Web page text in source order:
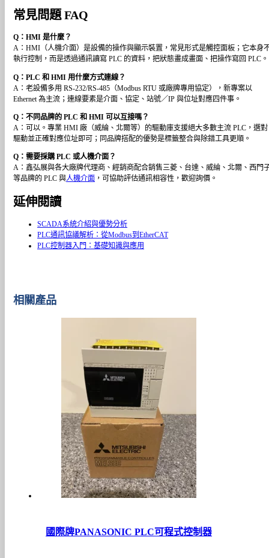
常見問題 FAQ
Q：HMI 是什麼？
A：HMI（人機介面）是設備的操作與顯示裝置，常見形式是觸控面板；它本身
執行控制，而是透過通訊讀寫 PLC 的資料，把狀態畫成畫面、把操作寫回 PLC。
Q：PLC 和 HMI 用什麼方式連線？
A：老設備多用 RS-232/RS-485（Modbus RTU 或廠牌專用協定），新專案以
Ethernet 為主流；連線要素是介面、協定、站號／IP 與位址對應四件事。
Q：不同品牌的 PLC 和 HMI 可以互接嗎？
A：可以。專業 HMI 廠（威綸、北爾等）的驅動庫支援絕大多數主流 PLC，選對
驅動並正確對應位址即可；同品牌搭配的優勢是標籤整合與除錯工具更順。
Q：需要採購 PLC 或人機介面？
A：鑫弘展與各大廠牌代理商、經銷商配合銷售三菱、台達、威綸、北爾、西門
等品牌的 PLC 與人機介面 ，可協助評估通訊相容性，歡迎詢價。
延伸閱讀
SCADA系統介紹與優勢分析
PLC通訊協議解析：從Modbus到EtherCAT
PLC控制器入門：基礎知識與應用
相關產品
國際牌PANASONIC PLC可程式控制器